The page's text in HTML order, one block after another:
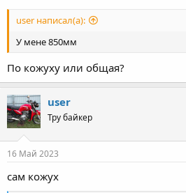
user написал(а):
У мене 850мм
По кожуху или общая?
user
Тру байкер
16 Май 2023
сам кожух